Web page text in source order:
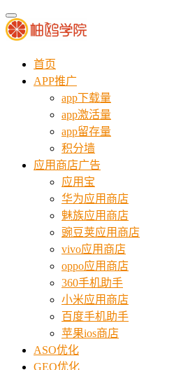
首页
APP推广
app下载量
app激活量
app留存量
积分墙
应用商店广告
应用宝
华为应用商店
魅族应用商店
豌豆荚应用商店
vivo应用商店
oppo应用商店
360手机助手
小米应用商店
百度手机助手
苹果ios商店
ASO优化
GEO优化